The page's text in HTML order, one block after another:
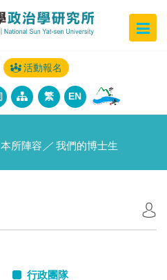
活動報名
繁 EN
本所陣容 ／ 我們的博士生
行政團隊